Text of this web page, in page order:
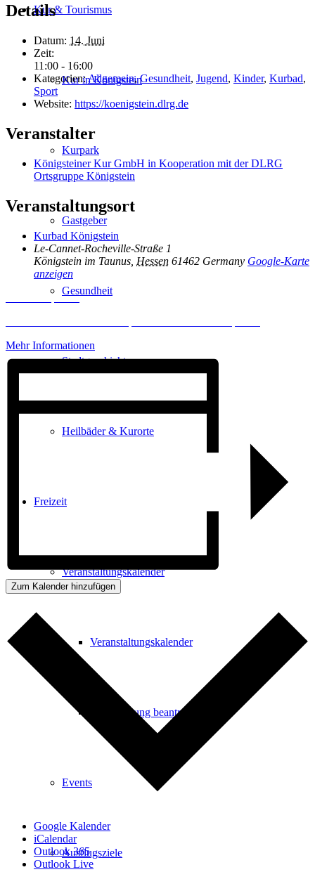
Kur & Tourismus
Kur in Königstein
Kurpark
Gastgeber
Gesundheit
Stadtgeschichte
Heilbäder & Kurorte
Freizeit
Veranstaltungskalender
Veranstaltungskalender
Veranstaltung beantragen
Events
Ausflugsziele
Details
Datum: 14. Juni
Zeit:
11:00 - 16:00
Kategorien:Allgemein,Gesundheit, Jugend, Kinder, Kurbad,
Sport
Website: https://koenigstein.dlrg.de
Veranstalter
Königsteiner Kur GmbH in Kooperation mit der DLRG
Ortsgruppe Königstein
Veranstaltungsort
Kurbad Königstein
Le-Cannet-Rocheville-Straße 1
Königstein im Taunus Hessen 61462 Germany Google-Karte
anzeigen
Inhalt entsperren
Mehr Informationen
Zum Kalender hinzufügen
Google Kalender
iCalendar
Outlook 365
Outlook Live